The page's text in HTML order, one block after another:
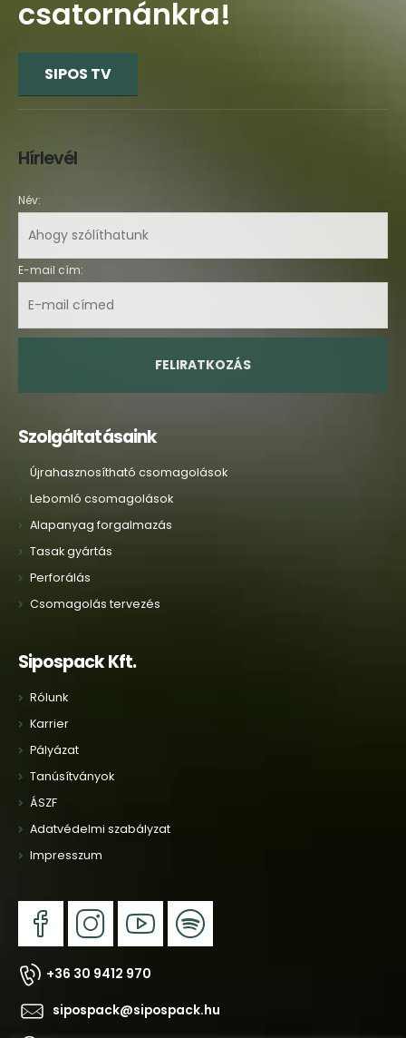
csatornánkra!
SIPOS TV
Hírlevél
Név:
E-mail cím:
Szolgáltatásaink
Újrahasznosítható csomagolások
Lebomló csomagolások
Alapanyag forgalmazás
Tasak gyártás
Perforálás
Csomagolás tervezés
Sipospack Kft.
Rólunk
Karrier
Pályázat
Tanúsítványok
ÁSZF
Adatvédelmi szabályzat
Impresszum
+36 30 9412 970
sipospack@sipospack.hu